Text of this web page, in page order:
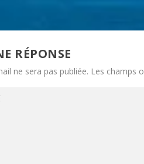
RÉPONSE
ne sera pas publiée. Les champs